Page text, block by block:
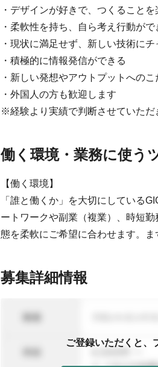
・デザインが好きで、つくることを
・柔軟性を持ち、自ら考え行動がで
・現状に満足せず、新しい技術に
・積極的に情報発信ができる
・新しい発想やアウトプットへの
・外国人の方も歓迎します
※経験より実績で判断させていただ
働く環境・業務に使う
【働く環境】
「誰と働くか」を大切にしている
ートワークや副業（複業）、時短
態を柔軟にご希望に合わせます。ま
募集詳細情報
ご登録いただくと、